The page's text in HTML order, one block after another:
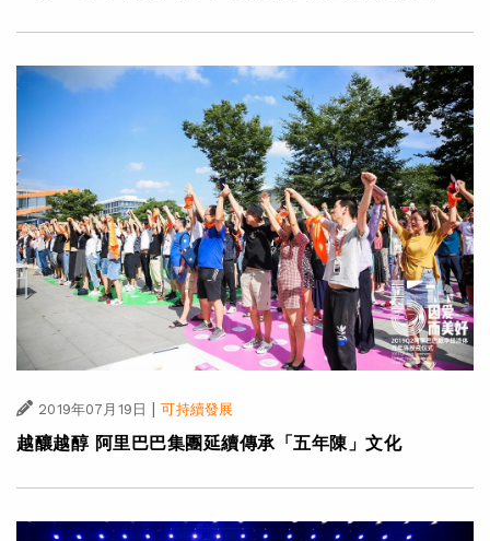
2019年07月19日 | 可持續發展
越釀越醇 阿里巴巴集團延續傳承「五年陳」文化